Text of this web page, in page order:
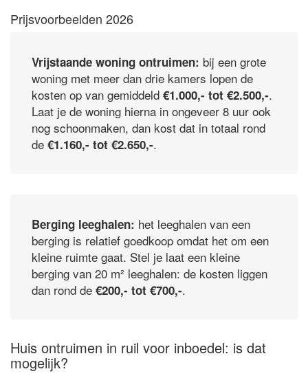
Prijsvoorbeelden 2026
Vrijstaande woning ontruimen: bij een grote
woning met meer dan drie kamers lopen de
kosten op van gemiddeld €1.000,- tot €2.500,-.
Laat je de woning hierna in ongeveer 8 uur ook
nog schoonmaken, dan kost dat in totaal rond
de €1.160,- tot €2.650,-.
Berging leeghalen: het leeghalen van een
berging is relatief goedkoop omdat het om een
kleine ruimte gaat. Stel je laat een kleine
berging van 20 m² leeghalen: de kosten liggen
dan rond de €200,- tot €700,-.
Huis ontruimen in ruil voor inboedel: is dat
mogelijk?